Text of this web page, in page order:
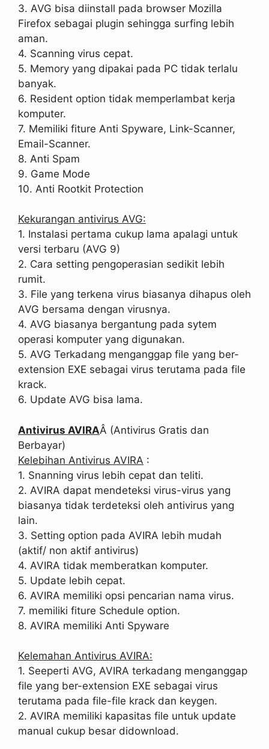
3. AVG bisa diinstall pada browser Mozilla
Firefox sebagai plugin sehingga surfing lebih
aman.
4. Scanning virus cepat.
5. Memory yang dipakai pada PC tidak terlalu
banyak.
6. Resident option tidak memperlambat kerja
komputer.
7. Memiliki fiture Anti Spyware, Link-Scanner,
Email-Scanner.
8. Anti Spam
9. Game Mode
10. Anti Rootkit Protection
Kekurangan antivirus AVG:
1. Instalasi pertama cukup lama apalagi untuk
versi terbaru (AVG 9)
2. Cara setting pengoperasian sedikit lebih
rumit.
3. File yang terkena virus biasanya dihapus oleh
AVG bersama dengan virusnya.
4. AVG biasanya bergantung pada sytem
operasi komputer yang digunakan.
5. AVG Terkadang menganggap file yang ber-
extension EXE sebagai virus terutama pada file
krack.
6. Update AVG bisa lama.
Antivirus AVIRAÂ (Antivirus Gratis dan
Berbayar)
Kelebihan Antivirus AVIRA :
1. Snanning virus lebih cepat dan teliti.
2. AVIRA dapat mendeteksi virus-virus yang
biasanya tidak terdeteksi oleh antivirus yang
lain.
3. Setting option pada AVIRA lebih mudah
(aktif/ non aktif antivirus)
4. AVIRA tidak memberatkan komputer.
5. Update lebih cepat.
6. AVIRA memiliki opsi pencarian nama virus.
7. memiliki fiture Schedule option.
8. AVIRA memiliki Anti Spyware
Kelemahan Antivirus AVIRA:
1. Seeperti AVG, AVIRA terkadang menganggap
file yang ber-extension EXE sebagai virus
terutama pada file-file krack dan keygen.
2. AVIRA memiliki kapasitas file untuk update
manual cukup besar didownload.